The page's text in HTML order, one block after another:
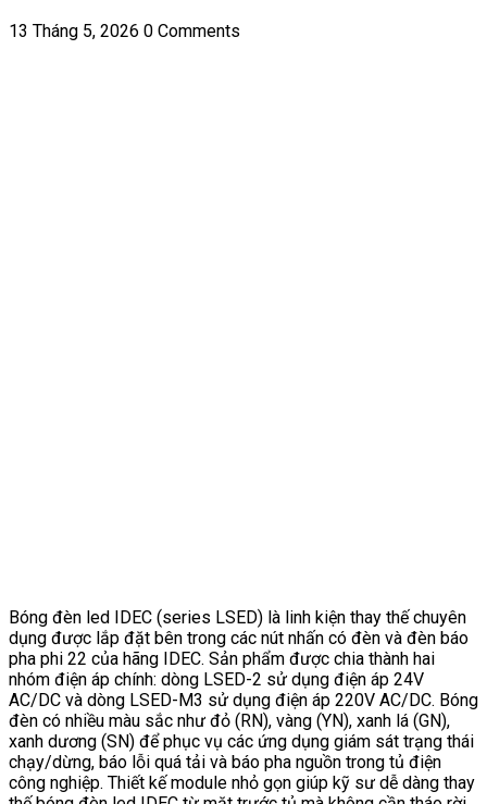
13 Tháng 5, 2026 0 Comments
Bóng đèn led IDEC (series LSED) là linh kiện thay thế chuyên
dụng được lắp đặt bên trong các nút nhấn có đèn và đèn báo
pha phi 22 của hãng IDEC. Sản phẩm được chia thành hai
nhóm điện áp chính: dòng LSED-2 sử dụng điện áp 24V
AC/DC và dòng LSED-M3 sử dụng điện áp 220V AC/DC. Bóng
đèn có nhiều màu sắc như đỏ (RN), vàng (YN), xanh lá (GN),
xanh dương (SN) để phục vụ các ứng dụng giám sát trạng thái
chạy/dừng, báo lỗi quá tải và báo pha nguồn trong tủ điện
công nghiệp. Thiết kế module nhỏ gọn giúp kỹ sư dễ dàng thay